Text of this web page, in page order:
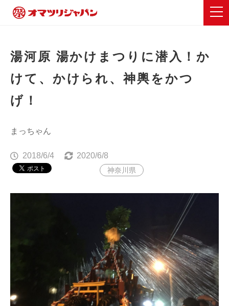
湯河原 湯かけまつりに潜入！か
けて、かけられ、神輿をかつ
げ！
まっちゃん
2018/6/4 2020/6/8
神奈川県